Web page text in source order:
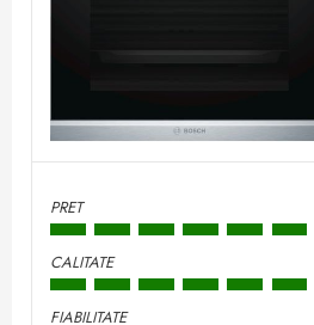
PRET
CALITATE
FIABILITATE